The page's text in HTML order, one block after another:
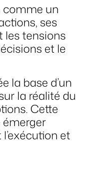
comme un
ses
les tensions
et le
la base d’un
la réalité du
Cette
et